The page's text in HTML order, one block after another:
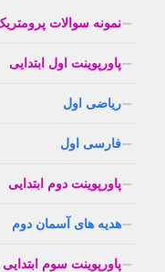
نمونه سوالات
پاورپوینت اول ابتدایی
ریاضی اول
فارسی اول
پاورپوینت دوم ابتدایی
هدیه های آسمان دوم
پاورپوینت سوم ابتدایی